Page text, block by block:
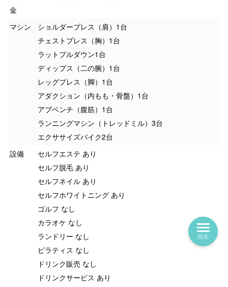
金
マシン
ショルダープレス（肩）1台
チェストプレス（胸）1台
ラットプルダウン1台
ディップス（二の腕）1台
レッグプレス（脚）1台
アダクション（内もも・骨盤）1台
アブベンチ（腹筋）1台
ランニングマシン（トレッドミル）3台
エクササイズバイク2台
設備
セルフエステ あり
セルフ脱毛 あり
セルフネイル あり
セルフホワイトニング あり
ゴルフ なし
カラオケ なし
ランドリー なし
ピラティス なし
ドリンク販売 なし
ドリンクサービス あり
目次